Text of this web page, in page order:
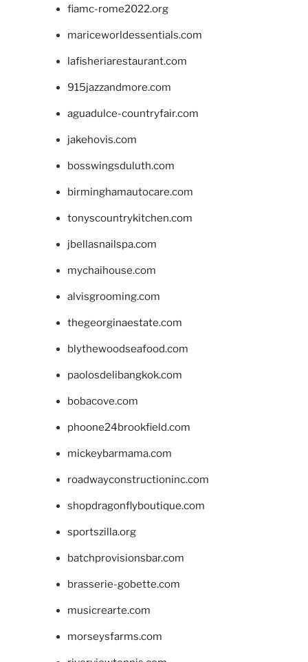
fiamc-rome2022.org
mariceworldessentials.com
lafisheriarestaurant.com
915jazzandmore.com
aguadulce-countryfair.com
jakehovis.com
bosswingsduluth.com
birminghamautocare.com
tonyscountrykitchen.com
jbellasnailspa.com
mychaihouse.com
alvisgrooming.com
thegeorginaestate.com
blythewoodseafood.com
paolosdelibangkok.com
bobacove.com
phoone24brookfield.com
mickeybarmama.com
roadwayconstructioninc.com
shopdragonflyboutique.com
sportszilla.org
batchprovisionsbar.com
brasserie-gobette.com
musicrearte.com
morseysfarms.com